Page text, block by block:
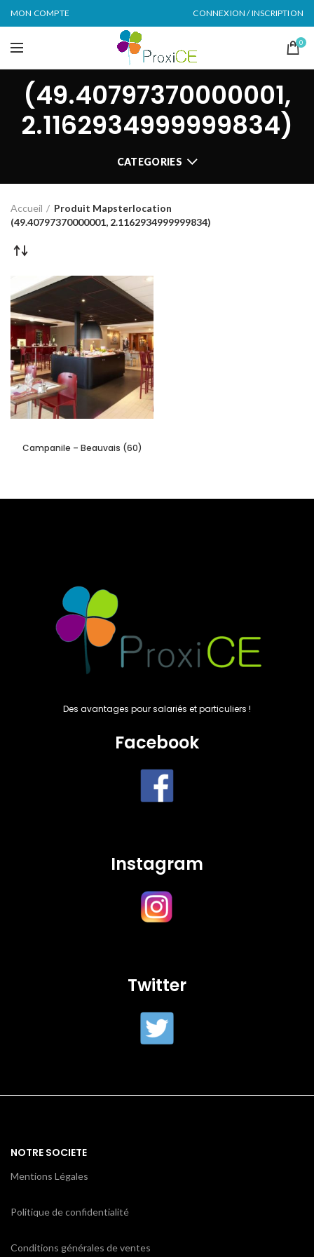
MON COMPTE CONNEXION / INSCRIPTION
0
(49.40797370000001,
2.1162934999999834)
CATEGORIES
Accueil
Produit Mapsterlocation
(49.40797370000001, 2.1162934999999834)
Campanile – Beauvais (60)
Des avantages pour salariés et particuliers !
Facebook
Instagram
Twitter
NOTRE SOCIETE
Mentions Légales
Politique de confidentialité
Conditions générales de ventes